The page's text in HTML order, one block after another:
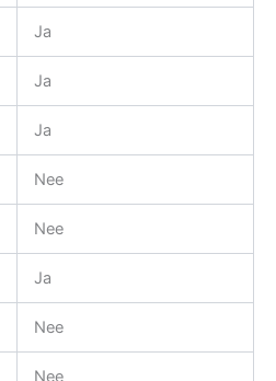
Ja
Ja
Ja
Nee
Nee
Ja
Nee
Nee